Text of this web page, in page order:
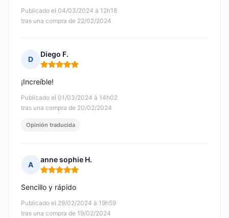
Publicado el 04/03/2024 à 12h18
tras una compra de 22/02/2024
D
Diego F.
Nota: 5 de 5
Publicado el 01/03/2024 à 14h02
tras una compra de 20/02/2024
¡Increíble!
Opinión traducida
A
anne sophie H.
Nota: 5 de 5
Publicado el 29/02/2024 à 19h59
tras una compra de 19/02/2024
Sencillo y rápido